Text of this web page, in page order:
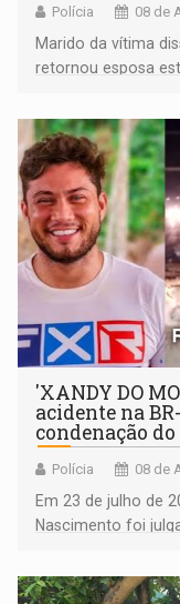
Polícia 08 de
Marido da vítima
retornou esposa
'XANDY DO
acidente na
condenação
Polícia 08 de
Em 23 de julho de
Nascimento foi